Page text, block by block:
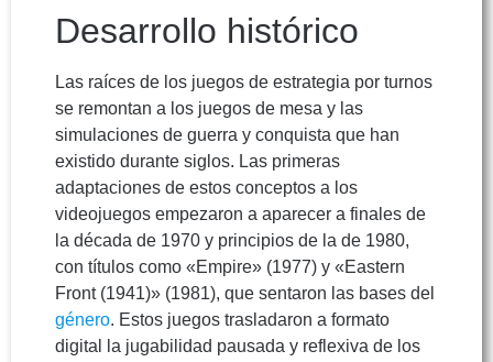
Desarrollo histórico
Las raíces de los juegos de estrategia por turnos
se remontan a los juegos de mesa y las
simulaciones de guerra y conquista que han
existido durante siglos. Las primeras
adaptaciones de estos conceptos a los
videojuegos empezaron a aparecer a finales de
la década de 1970 y principios de la de 1980,
con títulos como «Empire» (1977) y «Eastern
Front (1941)» (1981), que sentaron las bases del
género. Estos juegos trasladaron a formato
digital la jugabilidad pausada y reflexiva de los